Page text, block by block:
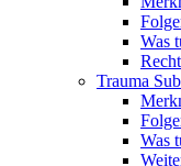
Was
Trauma
Was